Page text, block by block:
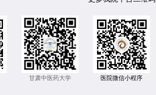
甘肃中医药大学 医院微信小程序